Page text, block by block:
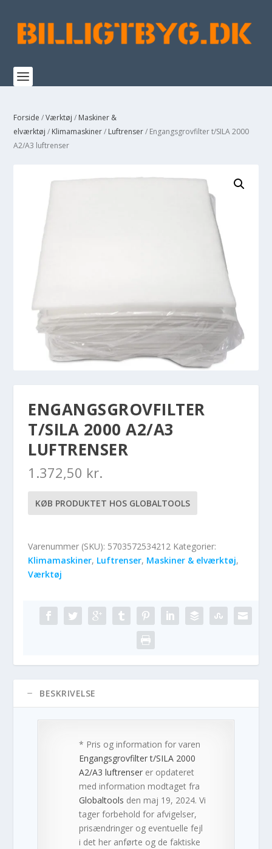
Forside /Værktøj / Maskiner &
elværktøj / Klimamaskiner/ Luftrenser/ Engangsgrovfilter t/SILA 2000
A2/A3 luftrenser
ENGANGSGROVFILTER
T/SILA 2000 A2/A3
LUFTRENSER
1.372,50 kr.
KØB PRODUKTET HOS GLOBALTOOLS
Varenummer (SKU): 5703572534212 Kategorier:
Klimamaskiner, Luftrenser, Maskiner & elværktøj,
Værktøj
BESKRIVELSE
* Pris og information for varen
Engangsgrovfilter t/SILA 2000
A2/A3 luftrenser er opdateret
med information modtaget fra
Globaltools den maj 19, 2024. Vi
tager forbehold for afvigelser,
prisændringer og eventuelle fejl
i det her anførte og de faktiske